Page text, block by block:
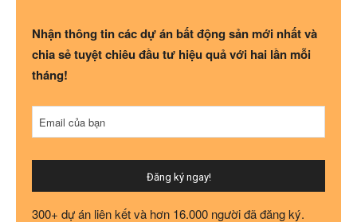
Nhận thông tin các dự án bất động sản mới nhất và
chia sẻ tuyệt chiêu đầu tư hiệu quả với hai lần mỗi
tháng!
Email của bạn
Đăng ký ngay!
Phone
300+ dự án liên kết và hơn 16.000 người đã đăng ký.